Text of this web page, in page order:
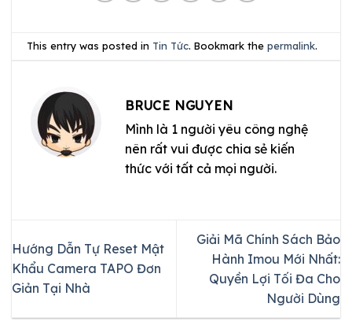
This entry was posted in Tin Tức. Bookmark thepermalink.
BRUCE NGUYEN
Mình là 1 người yêu công nghệ
nên rất vui được chia sẻ kiến
thức với tất cả mọi người.
Hướng Dẫn Tự Reset Mật
Khẩu Camera TAPO Đơn
Giản Tại Nhà
Giải Mã Chính Sách Bảo
Hành Imou Mới Nhất:
Quyền Lợi Tối Đa Cho
Người Dùng